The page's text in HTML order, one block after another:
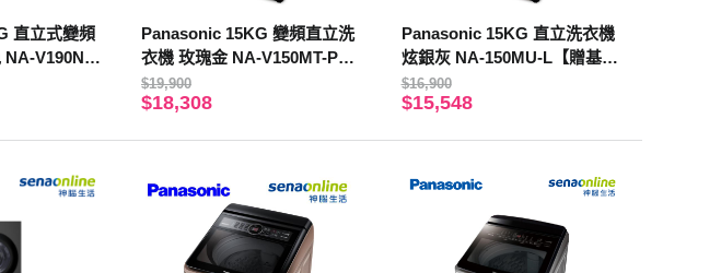
直立式變頻
NA-V190NM
Panasonic 15KG 變頻直立洗
衣機 玫瑰金 NA-V150MT-PN
【贈基本安裝】
$19,900
$18,308
Panasonic 15KG 直立洗衣機
炫銀灰 NA-150MU-L【贈基本
安裝】
$16,900
$15,548